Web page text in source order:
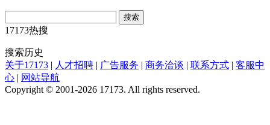
搜索
17173热搜
搜索历史
关于17173 | 人才招聘 | 广告服务 | 商务洽谈 | 联系方式 | 客服中
心 | 网站导航
Copyright © 2001-2026 17173. All rights reserved.